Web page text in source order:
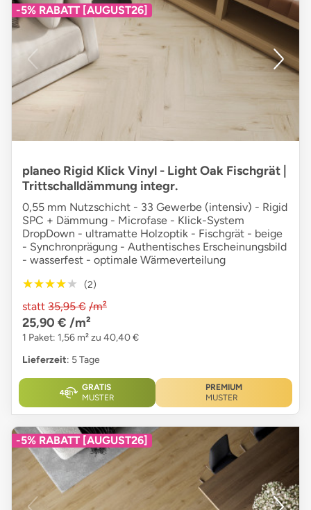
-5% RABATT [AUGUST26]
planeo Rigid Klick Vinyl - Light Oak Fischgrät |
Trittschalldämmung integr.
0,55 mm Nutzschicht - 33 Gewerbe (intensiv) - Rigid
SPC + Dämmung - Microfase - Klick-System
DropDown - ultramatte Holzoptik - Fischgrät - beige
- Synchronprägung - Authentisches Erscheinungsbild
- wasserfest - optimale Wärmeverteilung
★★★★★
★★★★★ (2)
statt 35,95 € /m²
25,90 € /m²
1 Paket: 1,56 m² zu 40,40 €
Lieferzeit: 5 Tage
GRATIS
MUSTER
PREMIUM
MUSTER
-5% RABATT [AUGUST26]